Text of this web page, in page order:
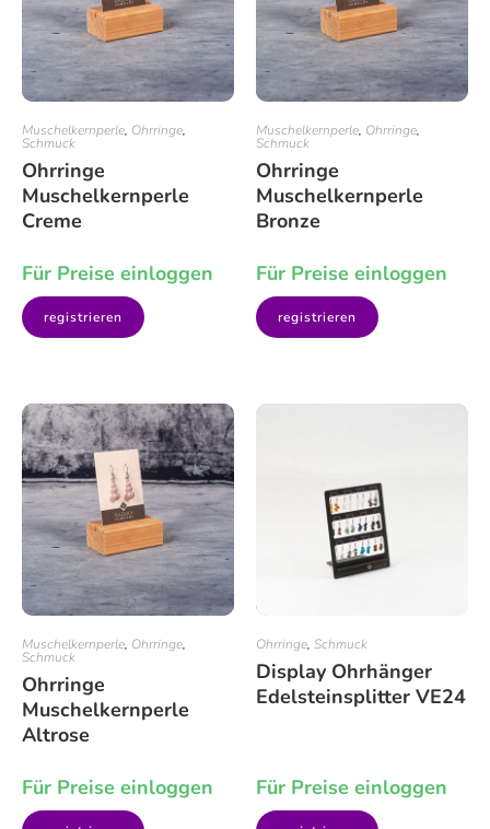
Muschelkernperle, Ohrringe,
Schmuck
Ohrringe
Muschelkernperle
Creme
Für Preise einloggen
registrieren
Muschelkernperle, Ohrringe,
Schmuck
Ohrringe
Muschelkernperle
Bronze
Für Preise einloggen
registrieren
Muschelkernperle, Ohrringe,
Schmuck
Ohrringe
Muschelkernperle
Altrose
Für Preise einloggen
Ohrringe, Schmuck
Display Ohrhänger
Edelsteinsplitter VE24
Für Preise einloggen